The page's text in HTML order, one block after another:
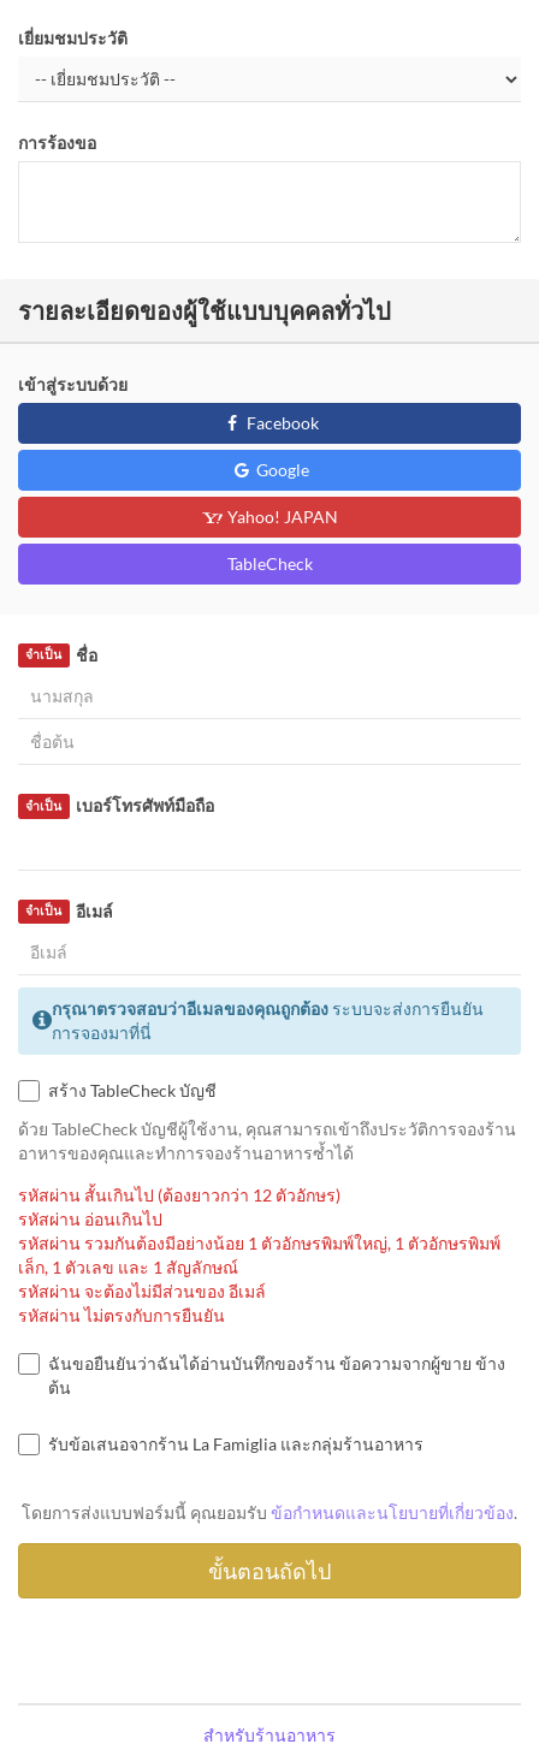
เยี่ยมชมประวัติ
การร้องขอ
รายละเอียดของผู้ใช้แบบบุคคลทั่วไป
เข้าสู่ระบบด้วย
Facebook
Google
Yahoo! JAPAN
TableCheck
ชื่อ
จำเป็น
เบอร์โทรศัพท์มือถือ
จำเป็น
อีเมล์
จำเป็น
กรุณาตรวจสอบว่าอีเมลของคุณถูกต้อง ระบบจะส่งการยืนยัน
การจองมาที่นี่
สร้าง TableCheck บัญชี
ด้วย TableCheck บัญชีผู้ใช้งาน, คุณสามารถเข้าถึงประวัติการจองร้าน
อาหารของคุณและทำการจองร้านอาหารซ้ำได้
รหัสผ่าน สั้นเกินไป (ต้องยาวกว่า 12 ตัวอักษร)
รหัสผ่าน อ่อนเกินไป
รหัสผ่าน รวมกันต้องมีอย่างน้อย 1 ตัวอักษรพิมพ์ใหญ่, 1 ตัวอักษรพิมพ์
เล็ก, 1 ตัวเลข และ 1 สัญลักษณ์
รหัสผ่าน จะต้องไม่มีส่วนของ อีเมล์
รหัสผ่าน ไม่ตรงกับการยืนยัน
ฉันขอยืนยันว่าฉันได้อ่านบันทึกของร้าน ข้อความจากผู้ขาย ข้าง
ต้น
รับข้อเสนอจากร้าน La Famiglia และกลุ่มร้านอาหาร
โดยการส่งแบบฟอร์มนี้ คุณยอมรับ ข้อกำหนดและนโยบายที่เกี่ยวข้อง.
สำหรับร้านอาหาร